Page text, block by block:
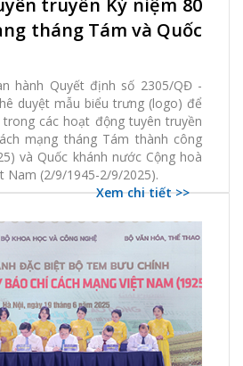
0 thích 0 Bình luận
tháng Tám và Quốc
hành Quyết định số 2305/QĐ -
duyệt mẫu biểu trưng (logo) để
các hoạt động tuyên truyền
mạng tháng Tám thành công
và Quốc khánh nước Cộng hoà
Nam (2/9/1945-2/9/2025).
Xem chi tiết >>